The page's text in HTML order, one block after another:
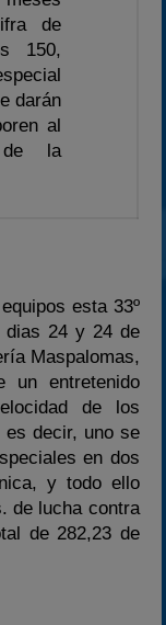
de
150,
darán
al
de la
esta 33º
dias 24 y 24 de
Maspalomas,
un entretenido
de los
decir, uno se
en dos
y todo ello
de lucha contra
de 282,23 de